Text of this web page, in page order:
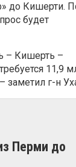
до Кишерти.
будет
– Кишерть –
11,9
заметил г-н
Перми до